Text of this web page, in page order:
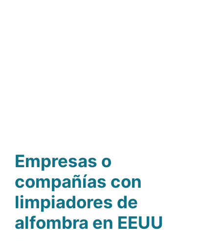
Empresas o
compañías con
limpiadores de
alfombra en EEUU